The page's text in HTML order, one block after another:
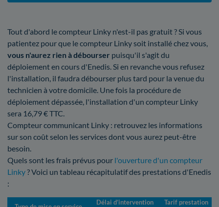
Tout d'abord le compteur Linky n'est-il pas gratuit ? Si vous
patientez pour que le compteur Linky soit installé chez vous,
vous n'aurez rien à débourser puisqu'il s'agit du
déploiement en cours d'Enedis. Si en revanche vous refusez
l'installation, il faudra débourser plus tard pour la venue du
technicien à votre domicile. Une fois la procédure de
déploiement dépassée, l'installation d'un compteur Linky
sera 16,79 € TTC.
Compteur communicant Linky : retrouvez les informations
sur son coût selon les services dont vous aurez peut-être
besoin.
Quels sont les frais prévus pour l'ouverture d'un compteur
Linky? Voici un tableau récapitulatif des prestations d'Enedis
:
Délai d’intervention Tarif prestation